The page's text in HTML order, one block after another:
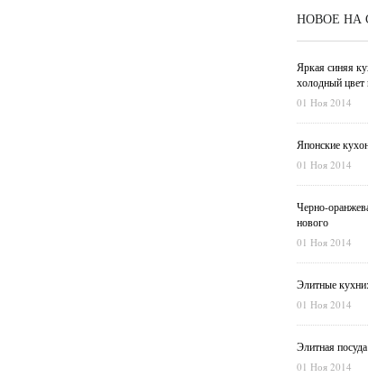
НОВОЕ НА
Яркая синяя
холодный цвет
01 Ноя 2014
Японские
01 Ноя 2014
Черно-
нового
01 Ноя 2014
Элитные
01 Ноя 2014
Элитная
01 Ноя 2014